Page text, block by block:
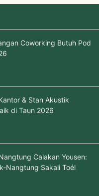
Coworking Butuh Pod
& Stan Akustik
di Taun 2026
Calakan Yousen:
Nangtung Sakali Toél